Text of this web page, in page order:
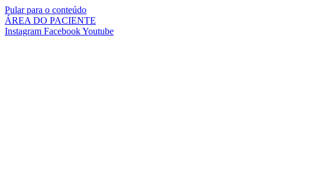
Pular para o conteúdo
ÁREA DO PACIENTE
Instagram FacebookYoutube